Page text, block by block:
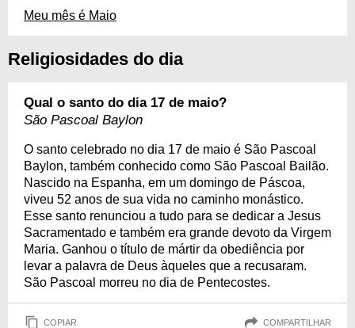
Meu mês é Maio
Religiosidades do dia
Qual o santo do dia 17 de maio?
São Pascoal Baylon
O santo celebrado no dia 17 de maio é São Pascoal
Baylon, também conhecido como São Pascoal Bailão.
Nascido na Espanha, em um domingo de Páscoa,
viveu 52 anos de sua vida no caminho monástico.
Esse santo renunciou a tudo para se dedicar a Jesus
Sacramentado e também era grande devoto da Virgem
Maria. Ganhou o título de mártir da obediência por
levar a palavra de Deus àqueles que a recusaram.
São Pascoal morreu no dia de Pentecostes.
COPIAR COMPARTILHAR